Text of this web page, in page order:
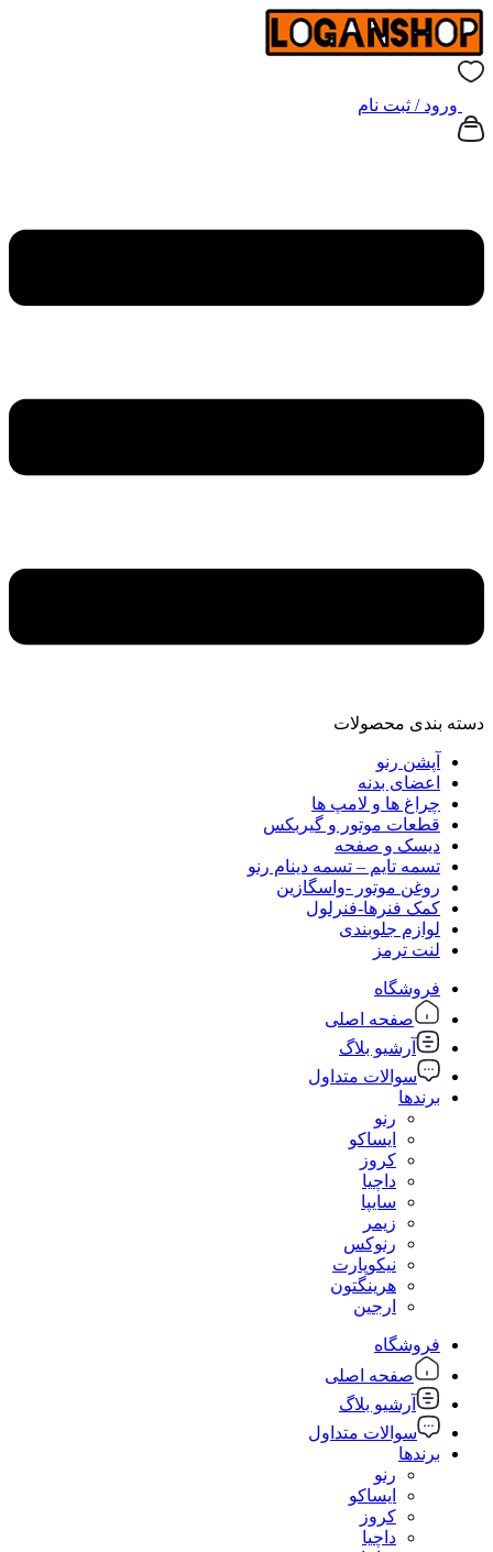
ورود / ثبت نام
دسته‌ بندی محصولات
آپشن رنو
اعضای بدنه
چراغ ها و لامپ ها
قطعات موتور و گیربکس
دیسک و صفحه
تسمه تایم – تسمه دینام رنو
روغن موتور -واسگازین
کمک فنرها-فنرلول
لوازم جلوبندی
لنت ترمز
فروشگاه
صفحه اصلی
آرشیو بلاگ
سوالات متداول
برندها
رنو
ایساکو
کروز
داچیا
سایپا
زیمر
رنوکس
نیکوپارت
هرینگتون
ارجین
فروشگاه
صفحه اصلی
آرشیو بلاگ
سوالات متداول
برندها
رنو
ایساکو
کروز
داچیا